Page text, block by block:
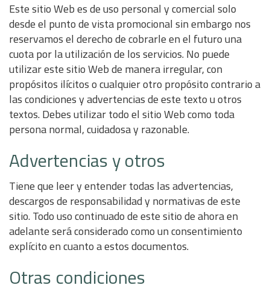
Este sitio Web es de uso personal y comercial solo
desde el punto de vista promocional sin embargo nos
reservamos el derecho de cobrarle en el futuro una
cuota por la utilización de los servicios. No puede
utilizar este sitio Web de manera irregular, con
propósitos ilícitos o cualquier otro propósito contrario a
las condiciones y advertencias de este texto u otros
textos. Debes utilizar todo el sitio Web como toda
persona normal, cuidadosa y razonable.
Advertencias y otros
Tiene que leer y entender todas las advertencias,
descargos de responsabilidad y normativas de este
sitio. Todo uso continuado de este sitio de ahora en
adelante será considerado como un consentimiento
explícito en cuanto a estos documentos.
Otras condiciones